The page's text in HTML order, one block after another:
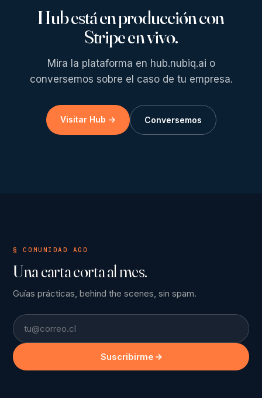
Hub está en producción con
Stripe en vivo.
Mira la plataforma en hub.nubiq.ai o
conversemos sobre el caso de tu empresa.
Visitar Hub → Conversemos
§ COMUNIDAD AGO
Una carta corta al mes.
Guías prácticas, behind the scenes, sin spam.
Email
Suscribirme